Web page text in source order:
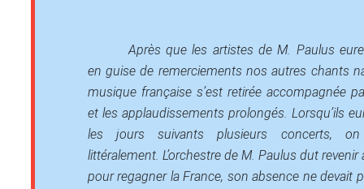
Après que les artistes de M. Paulus
en guise de remerciements nos autres chants
musique française s’est retirée accompagnée
et les applaudissements prolongés. Lorsqu’ils
les jours suivants plusieurs concerts, on
littéralement. L’orchestre de M. Paulus dut revenir
pour regagner la France, son absence ne devait